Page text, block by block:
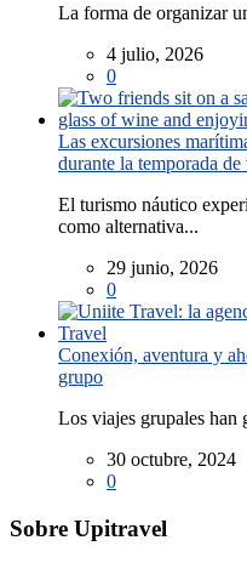
La forma de organizar
4 julio, 2026
0
Las excursiones
durante la temporada de
El turismo náutico
como alternativa...
29 junio, 2026
0
Conexión, aventura y
grupo
Los viajes grupales han
30 octubre, 2024
0
Sobre Upitravel